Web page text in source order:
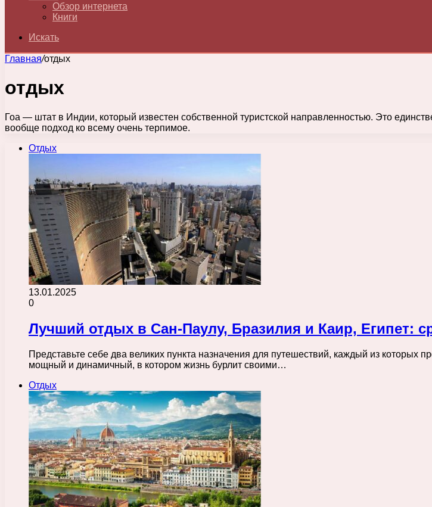
Обзор интернета
Книги
Искать
Главная/отдых
отдых
Гоа — штат в Индии, который известен собственной туристской направленностью. Это
вообще подход ко всему очень терпимое.
Отдых
13.01.2025
0
Лучший отдых в Сан-Паулу, Бразилия и Каир, Египет:
Представьте себе два великих пункта назначения для путешествий, каждый из которых
мощный и динамичный, в котором жизнь бурлит своими…
Отдых